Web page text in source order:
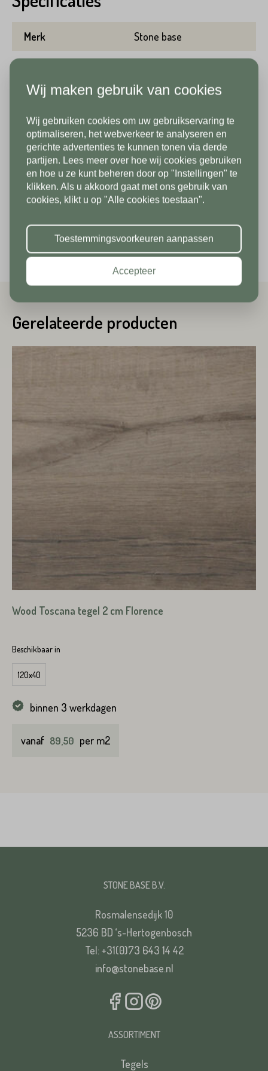
Merk Stone base
Aantal per m2 2.08
Lengte 120 cm
Breedte 40 cm
Dikte/hoogte 2 cm
Per verpakking 23.04 m2
Gerelateerde producten
Wood Toscana tegel 2 cm Florence
Beschikbaar in
120x40
binnen 3 werkdagen
vanaf 89,50 per m2
Achternaam*
Telefoonnummer*
Land*
VERSTUREN
Telefoonnummer*
Land*
Nederland
Postcode*
VERSTUREN
STONE BASE B.V.
Rosmalensedijk 10
5236 BD ‘s-Hertogenbosch
Tel: +31(0)73 643 14 42
info@stonebase.nl
ASSORTIMENT
Tegels
In verband met onze
vakantiesluiting zijn wij vanaf 1/8
tot en met 9/8 gesloten. Vanaf
10/8 zien we jullie graag weer bij
ons in de showroom. Fijne
vakantie!
Wij maken gebruik van cookies
Wij gebruiken cookies om uw gebruikservaring te
optimaliseren, het webverkeer te analyseren en
gerichte advertenties te kunnen tonen via derde
partijen. Lees meer over hoe wij cookies gebruiken
en hoe u ze kunt beheren door op "Instellingen" te
klikken. Als u akkoord gaat met ons gebruik van
cookies, klikt u op "Alle cookies toestaan".
Toestemmingsvoorkeuren aanpassen
Accepteer